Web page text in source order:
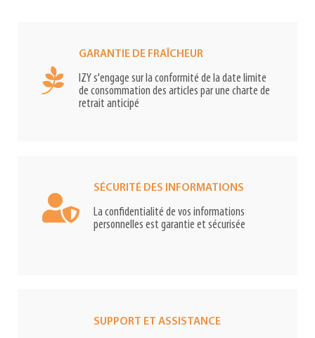
GARANTIE DE FRAÎCHEUR
IZY s'engage sur la conformité de la date limite
de consommation des articles par une charte de
retrait anticipé
SÉCURITÉ DES INFORMATIONS
La confidentialité de vos informations
personnelles est garantie et sécurisée
SUPPORT ET ASSISTANCE